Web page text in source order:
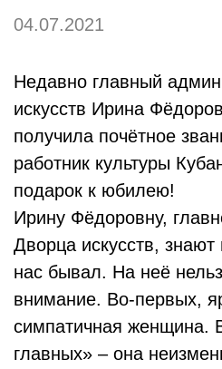
04.07.2021
Недавно главный
искусств Ирина
получила почётное
работник культуры
подарок к юбилею!
Ирину Фёдоровну,
Дворца искусств, знают
нас бывал. На неё
внимание. Во-первых,
симпатичная женщина.
главных» – она